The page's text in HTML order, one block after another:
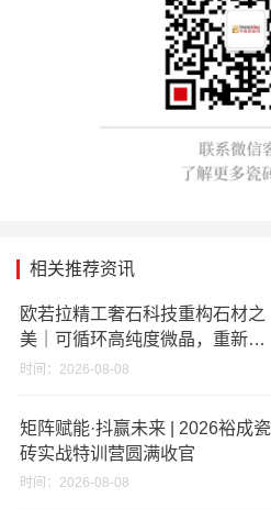
相关推荐资讯
欧若拉精工奢石科技重构石材之
美｜可循环高纯度微晶，重新定
义高端奢石原料
时间：2026-08-08
矩阵赋能·抖赢未来 | 2026裕成瓷
砖实战特训营圆满收官
时间：2026-08-08